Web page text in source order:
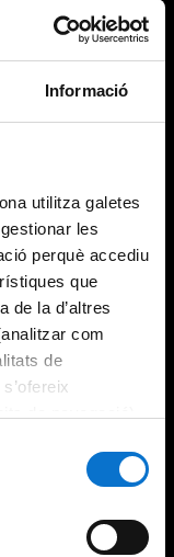
Informació
utilitza galetes
les
perquè accediu
que
de la d’altres
com
de
web de la